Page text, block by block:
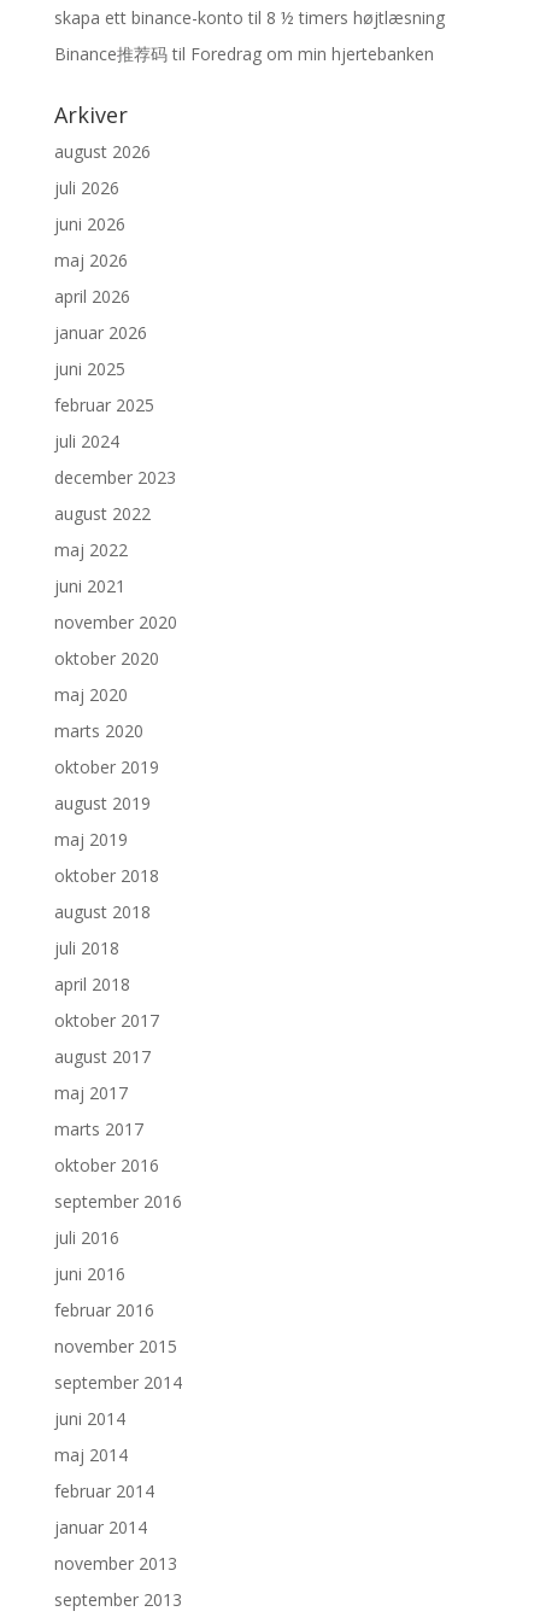
skapa ett binance-konto til 8 ½ timers højtlæsning
Binance推荐码til Foredrag om min hjertebanken
Arkiver
august 2026
juli 2026
juni 2026
maj 2026
april 2026
januar 2026
juni 2025
februar 2025
juli 2024
december 2023
august 2022
maj 2022
juni 2021
november 2020
oktober 2020
maj 2020
marts 2020
oktober 2019
august 2019
maj 2019
oktober 2018
august 2018
juli 2018
april 2018
oktober 2017
august 2017
maj 2017
marts 2017
oktober 2016
september 2016
juli 2016
juni 2016
februar 2016
november 2015
september 2014
juni 2014
maj 2014
februar 2014
januar 2014
november 2013
september 2013